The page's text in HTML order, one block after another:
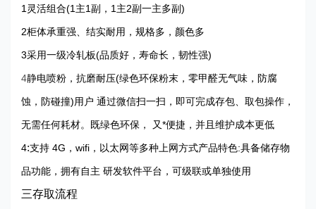
1灵活组合(1主1副，1主2副一主多副)
2柜体承重强、结实耐用，规格多，颜色多
3采用一级冷轧板(品质好，寿命长，韧性强)
4静电喷粉，抗磨耐压(绿色环保粉末，零甲醛无气味，防腐
蚀，防碰撞)用户 通过微信扫一扫，即可完成存包、取包操作，
无需任何耗材。既绿色环保， 又*便捷，并且维护成本更低
4:支持 4G，wifi，以太网等多种上网方式产品特色:具备储存物
品功能，拥有自主 研发软件平台，可级联或单独使用
三存取流程